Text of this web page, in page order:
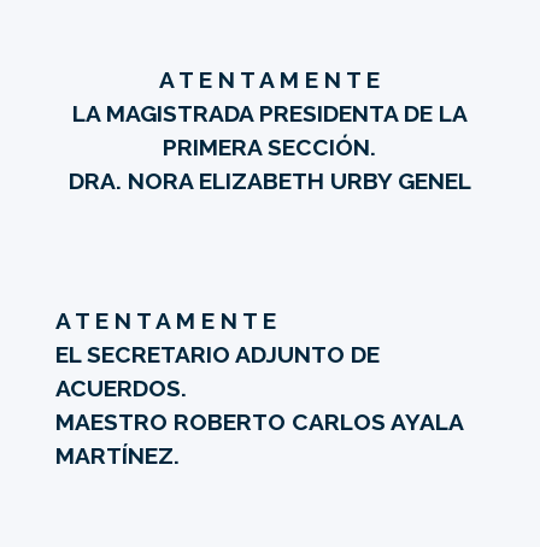
A T E N T A M E N T E
LA MAGISTRADA PRESIDENTA DE LA
PRIMERA SECCIÓN.
DRA. NORA ELIZABETH URBY GENEL
A T E N T A M E N T E
EL SECRETARIO ADJUNTO DE
ACUERDOS.
MAESTRO ROBERTO CARLOS AYALA
MARTÍNEZ.